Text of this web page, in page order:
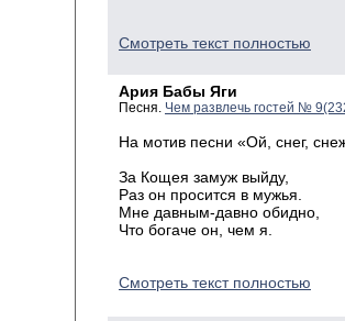
Смотреть текст полностью
Ария Бабы Яги
Песня. Чем развлечь гостей №
На мотив песни «Ой, снег,
За Кощея замуж выйду,
Раз он просится в мужья.
Мне давным-давно обидно,
Что богаче он, чем я.
Смотреть текст полностью